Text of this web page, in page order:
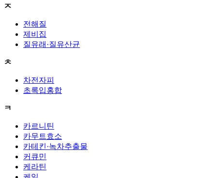
ㅈ
전해질
제비집
질유래·질유산균
ㅊ
차전자피
초록입홍합
ㅋ
카르니틴
카무트효소
카테킨·녹차추출물
커큐민
케라틴